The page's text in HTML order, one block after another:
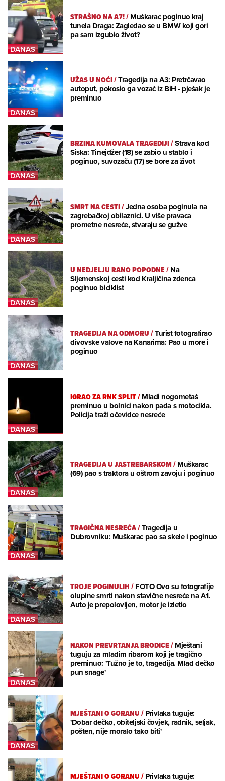
STRAŠNO NA A7!/Muškarac poginuo kraj
tunela Draga: Zagledao se u BMW koji gori
pa sam izgubio život?
UŽAS U NOĆI/Tragedija na A3: Pretrčavao
autoput, pokosio ga vozač iz BiH - pješak je
preminuo
BRZINA KUMOVALA TRAGEDIJI/Strava kod
Siska: Tinejdžer (18) se zabio u stablo i
poginuo, suvozaču (17) se bore za život
SMRT NA CESTI/Jedna osoba poginula na
zagrebačkoj obilaznici. U više pravaca
prometne nesreće, stvaraju se gužve
U NEDJELJU RANO POPODNE/Na
Sljemenskoj cesti kod Kraljičina zdenca
poginuo biciklist
TRAGEDIJA NA ODMORU/Turist fotografirao
divovske valove na Kanarima: Pao u more i
poginuo
IGRAO ZA RNK SPLIT/Mladi nogometaš
preminuo u bolnici nakon pada s motocikla.
Policija traži očevidce nesreće
TRAGEDIJA U JASTREBARSKOM/Muškarac
(69) pao s traktora u oštrom zavoju i poginuo
TRAGIČNA NESREĆA/Tragedija u
Dubrovniku: Muškarac pao sa skele i poginuo
TROJE POGINULIH/FOTO Ovo su fotografije
olupine smrti nakon stavične nesreće na A1.
Auto je prepolovljen, motor je izletio
NAKON PREVRTANJA BRODICE/Mještani
tuguju za mladim ribarom koji je tragično
preminuo: 'Tužno je to, tragedija. Mlad dečko
pun snage'
MJEŠTANI O GORANU/Privlaka tuguje:
'Dobar dečko, obiteljski čovjek, radnik, seljak,
pošten, nije moralo tako biti'
MJEŠTANI O GORANU/Privlaka tuguje: